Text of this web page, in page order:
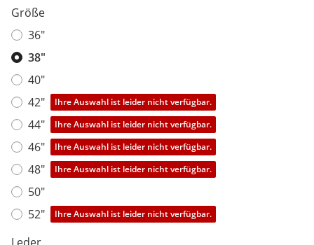
Größe
36"
38"
40"
42"
Ihre Auswahl ist leider nicht verfügbar.
44" Ihre Auswahl ist leider nicht verfügbar.
46" Ihre Auswahl ist leider nicht verfügbar.
48" Ihre Auswahl ist leider nicht verfügbar.
50"
52"
Ihre Auswahl ist leider nicht verfügbar.